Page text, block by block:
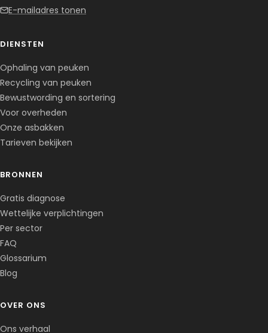
E-mailadres tonen
DIENSTEN
Ophaling van peuken
Recycling van peuken
Bewustwording en sortering
Voor overheden
Onze asbakken
Tarieven bekijken
BRONNEN
Gratis diagnose
Wettelijke verplichtingen
Per sector
FAQ
Glossarium
Blog
OVER ONS
Ons verhaal
Clone du co-fondateur · En ligne